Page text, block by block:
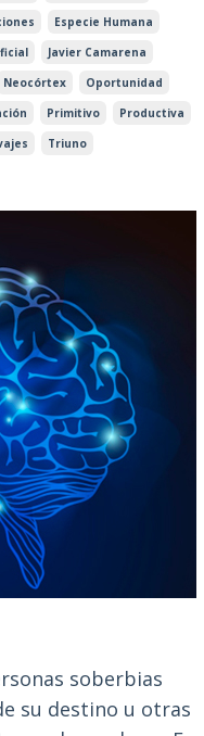
Especie Humana
Javier Camarena
Neocórtex
Oportunidad
Primitivo
Productiva
Triuno
soberbias
su destino u otras